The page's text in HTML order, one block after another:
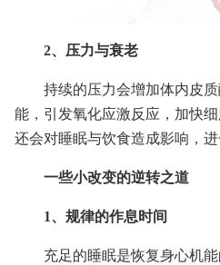
2、压力与衰老
持续的压力会增加体内皮
能，引发氧化应激反应，加快
还会对睡眠与饮食造成影响，进
一些小改变的逆转之道
1、规律的作息时间
充足的睡眠是恢复身心机